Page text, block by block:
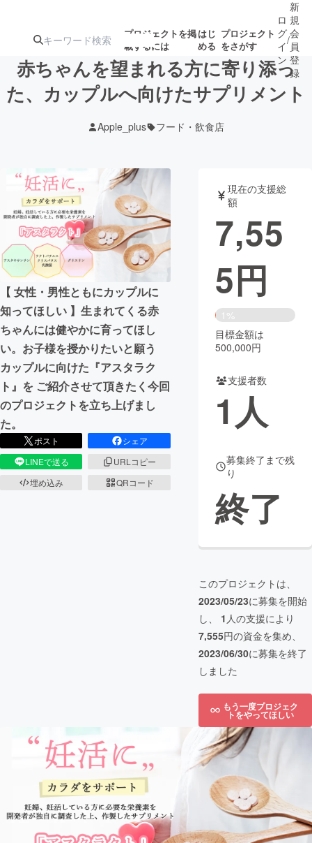
プロジェクトを掲
載するには
はじ
める
プロジェクト
をさがす
ジェクト
募集終了が近いプ
ロジェクト
アート・写真 音楽
テクノロジー・ガジェット ゲーム・サ
映像・映画 書籍・雑誌
ビジネス・起業 チャレンジ
まちづくり・地域活性化
CAMPFIRE for Social Good
CAMPFIRE Creation
CAMPFIREふるさと納税
コミュニティ
ロ
グ
イ
ン
/
新
規
会
員
登
録
赤ちゃんを望まれる方に寄り添っ
た、カップルへ向けたサプリメント
Apple_plus フード・飲食店
【 女性・男性ともにカップルに
知ってほしい 】生まれてくる赤
ちゃんには健やかに育ってほし
い。お子様を授かりたいと願う
カップルに向けた『アスタラク
ト』を ご紹介させて頂きたく今回
のプロジェクトを立ち上げまし
た。
ポスト
シェア
LINEで送る
URLコピー
埋め込み
QRコード
現在の支援総
額
7,55
5円
1%
目標金額は
500,000円
支援者数
1人
募集終了まで残
り
終了
このプロジェクトは、
2023/05/23に募集を開始
し、 1 人の支援により
7,555円の資金を集め、
2023/06/30に募集を終了
しました
もう一度プロジェク
トをやってほしい